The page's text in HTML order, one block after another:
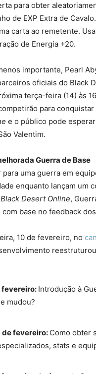
para obter
de EXP Extra de
carta ao remetente.
de Energia +20.
importante, Pearl
oficiais do Black
terça-feira (14) às
para
e o público pode
Valentim.
Guerra de Base
para uma guerra em
enquanto lançam um
Black Desert Online,
base no feedback
10 de fevereiro, no
fevereiro: Introdução à
mudou?
de fevereiro: Como obter
stats e